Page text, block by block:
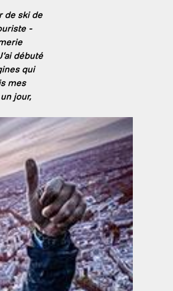
de ski de
-
débuté
qui
mes
jour,